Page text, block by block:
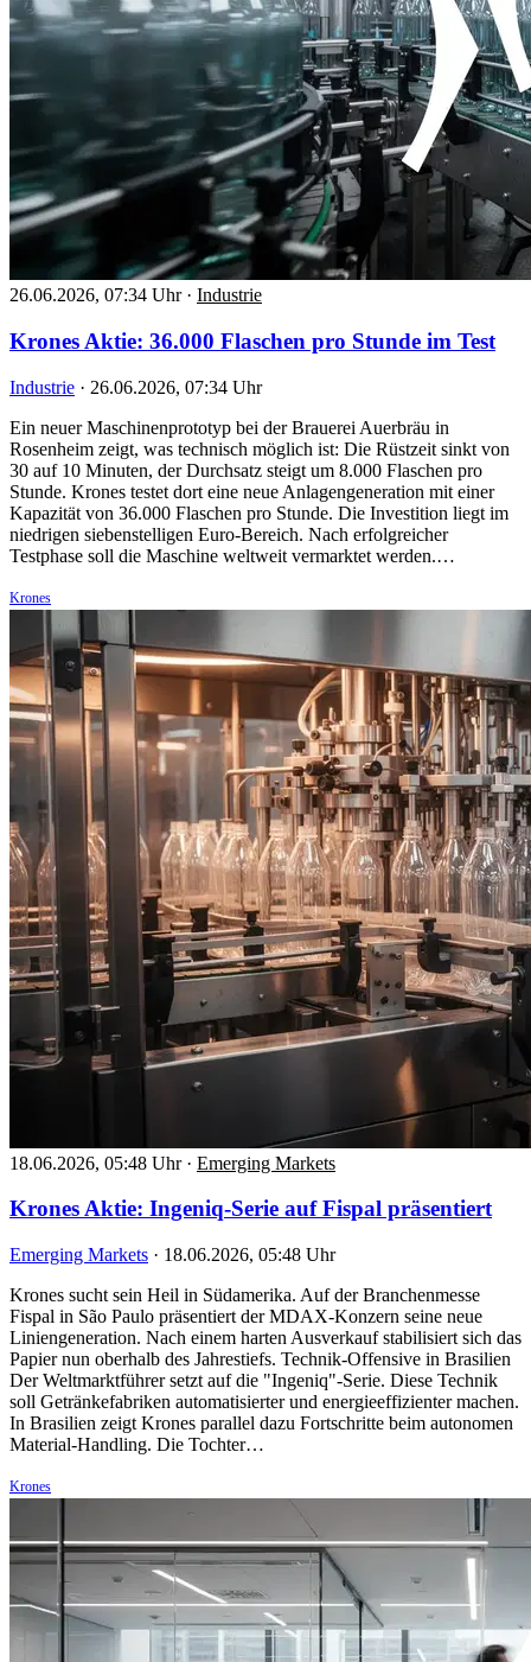
26.06.2026, 07:34 Uhr · Industrie
Krones Aktie: 36.000 Flaschen pro Stunde im Test
Industrie · 26.06.2026, 07:34 Uhr
Ein neuer Maschinenprototyp bei der Brauerei Auerbräu in
Rosenheim zeigt, was technisch möglich ist: Die Rüstzeit sinkt von
30 auf 10 Minuten, der Durchsatz steigt um 8.000 Flaschen pro
Stunde. Krones testet dort eine neue Anlagengeneration mit einer
Kapazität von 36.000 Flaschen pro Stunde. Die Investition liegt im
niedrigen siebenstelligen Euro-Bereich. Nach erfolgreicher
Testphase soll die Maschine weltweit vermarktet werden.…
Krones
18.06.2026, 05:48 Uhr · Emerging Markets
Krones Aktie: Ingeniq-Serie auf Fispal präsentiert
Emerging Markets · 18.06.2026, 05:48 Uhr
Krones sucht sein Heil in Südamerika. Auf der Branchenmesse
Fispal in São Paulo präsentiert der MDAX-Konzern seine neue
Liniengeneration. Nach einem harten Ausverkauf stabilisiert sich das
Papier nun oberhalb des Jahrestiefs. Technik-Offensive in Brasilien
Der Weltmarktführer setzt auf die "Ingeniq"-Serie. Diese Technik
soll Getränkefabriken automatisierter und energieeffizienter machen.
In Brasilien zeigt Krones parallel dazu Fortschritte beim autonomen
Material-Handling. Die Tochter…
Krones